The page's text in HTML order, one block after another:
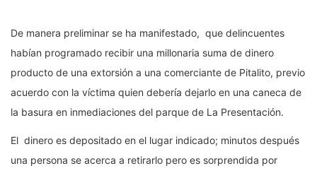
De manera preliminar se ha manifestado, que delincuentes
habían programado recibir una millonaria suma de dinero
producto de una extorsión a una comerciante de Pitalito, previo
acuerdo con la víctima quien debería dejarlo en una caneca de
la basura en inmediaciones del parque de La Presentación.
El dinero es depositado en el lugar indicado; minutos después
una persona se acerca a retirarlo pero es sorprendida por